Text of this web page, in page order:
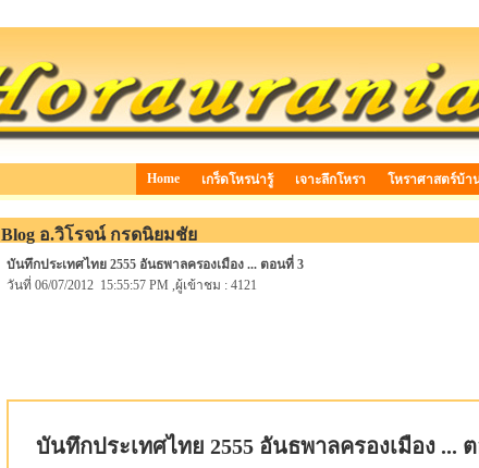
Home เกร็ดโหรน่ารู้ เจาะลึกโหรา โหราศาสตร์บ้า
Blog อ.วิโรจน์ กรดนิยมชัย
บันทึกประเทศไทย 2555 อันธพาลครองเมือง ... ตอนที่ 3
วันที่ 06/07/2012 15:55:57 PM ,ผู้เข้าชม : 4121
บันทึกประเทศไทย 2555 อันธพาลครองเมือง ...